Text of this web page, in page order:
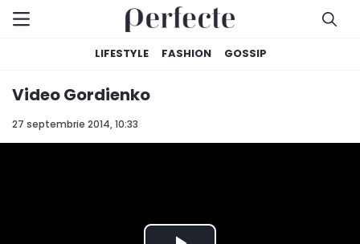
LIFESTYLE FASHION GOSSIP
27 septembrie 2014, 10:33
Video Gordienko